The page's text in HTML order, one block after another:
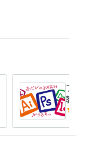
フォ
教え
の方